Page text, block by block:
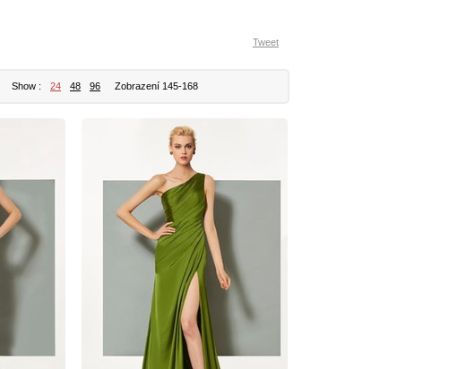
Tweet
Show : 24 48 96 Zobrazení 145-168